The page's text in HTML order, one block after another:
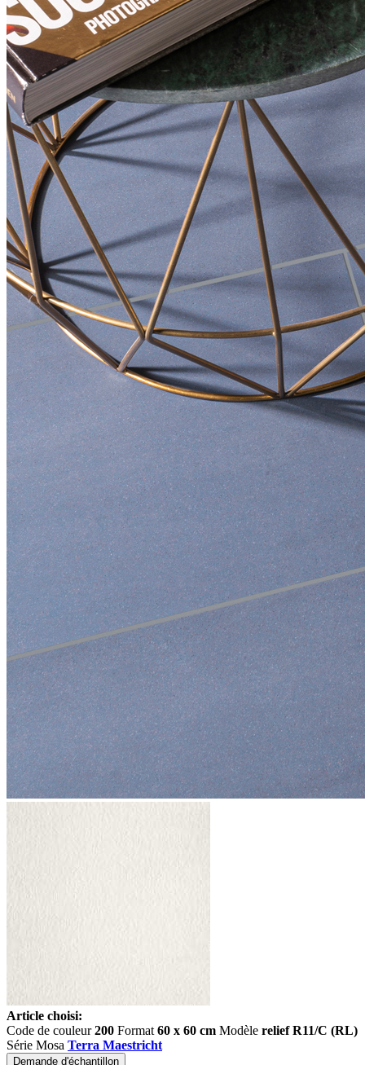
Article choisi:
Code de couleur200 Format 60 x 60 cm Modèle relief R11/C (RL)
Série Mosa Terra Maestricht
Demande d'échantillon